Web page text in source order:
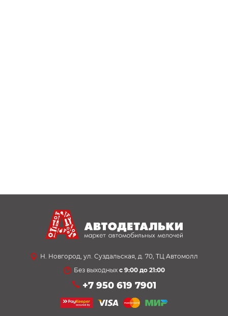
Н. Новгород, ул. Суздальская, д. 70, ТЦ Автомолл
Без выходных с 9:00 до 21:00
+7 950 619 7901